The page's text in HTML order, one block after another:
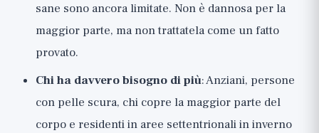
sane sono ancora limitate. Non è dannosa per la
maggior parte, ma non trattatela come un fatto
provato.
Chi ha davvero bisogno di più: Anziani, persone
con pelle scura, chi copre la maggior parte del
corpo e residenti in aree settentrionali in inverno